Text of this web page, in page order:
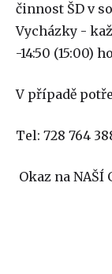
činnost ŠD v
Vycházky -
-14:50 (15:00)
V případě
Tel: 728 764
Okaz na NAŠÍ